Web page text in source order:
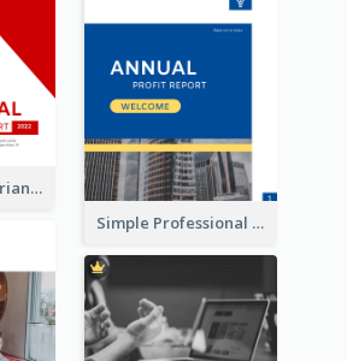
Black And Red Triangular Annual Report Design Ideas
Simple Professional Blue Business Report Design Ideas